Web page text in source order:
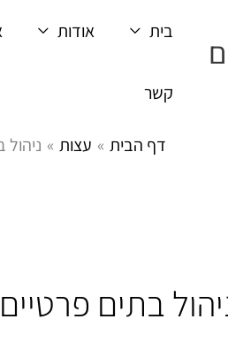
בית אודות
קשר
דף הבית עצות
בתים